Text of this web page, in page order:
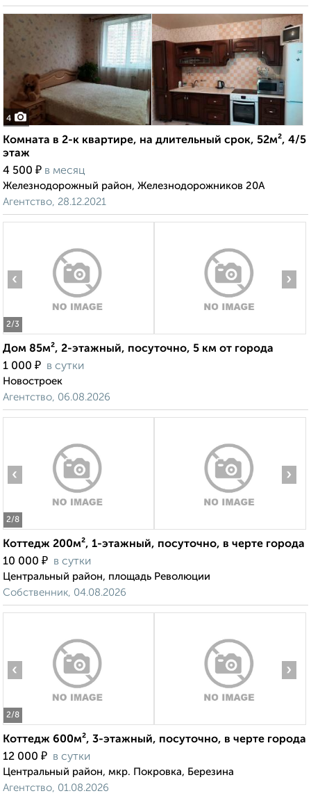
4
Комната в 2-к квартире, на длительный срок, 52м², 4/5
этаж
4 500 ₽ в месяц
Железнодорожный район, Железнодорожников 20А
Агентство, 28.12.2021
2/3
‹ ›
Дом 85м², 2-этажный, посуточно, 5 км от города
1 000 ₽ в сутки
Новостроек
Агентство, 06.08.2026
2/8
‹ ›
Коттедж 200м², 1-этажный, посуточно, в черте города
10 000 ₽ в сутки
Центральный район, площадь Революции
Собственник, 04.08.2026
2/8
‹ ›
Коттедж 600м², 3-этажный, посуточно, в черте города
12 000 ₽ в сутки
Центральный район, мкр. Покровка, Березина
Агентство, 01.08.2026